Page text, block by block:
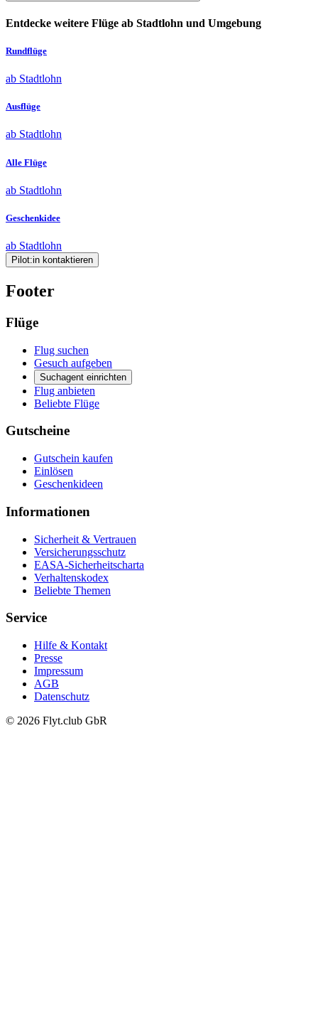
Entdecke weitere Flüge ab Stadtlohn und Umgebung
Rundflüge
ab Stadtlohn
Ausflüge
ab Stadtlohn
Alle Flüge
ab Stadtlohn
Geschenkidee
ab Stadtlohn
Pilot:in kontaktieren
Footer
Flüge
Flug suchen
Gesuch aufgeben
Suchagent einrichten
Flug anbieten
Beliebte Flüge
Gutscheine
Gutschein kaufen
Einlösen
Geschenkideen
Informationen
Sicherheit & Vertrauen
Versicherungsschutz
EASA-Sicherheitscharta
Verhaltenskodex
Beliebte Themen
Service
Hilfe & Kontakt
Presse
Impressum
AGB
Datenschutz
© 2026 Flyt.club GbR